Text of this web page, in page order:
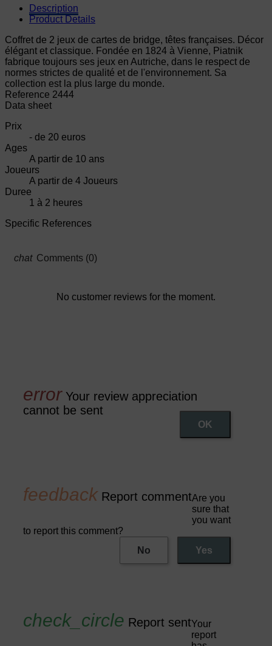
Description
Product Details
Coffret de 2 jeux de cartes de bridge, têtes françaises. Décor
élégant et classique. Fondée en 1824 à Vienne, Piatnik
fabrique toujours ses jeux en Autriche, dans le respect de
normes strictes de qualité et de l'environnement. Sa
collection est la plus large du monde.
Reference 2444
Data sheet
Prix
- de 20 euros
Ages
A partir de 10 ans
Joueurs
A partir de 4 Joueurs
Duree
1 à 2 heures
Specific References
Comments (0)
No customer reviews for the moment.
Your review appreciation
cannot be sent
OK
Report commentAre you
sure that
you want
to report this comment?
No
Yes
Report sentYour
report